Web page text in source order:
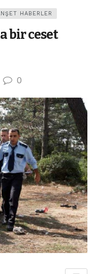
HABERLER
bir ceset
0